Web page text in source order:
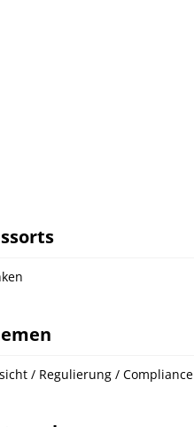
/ Regulierung / Compliance